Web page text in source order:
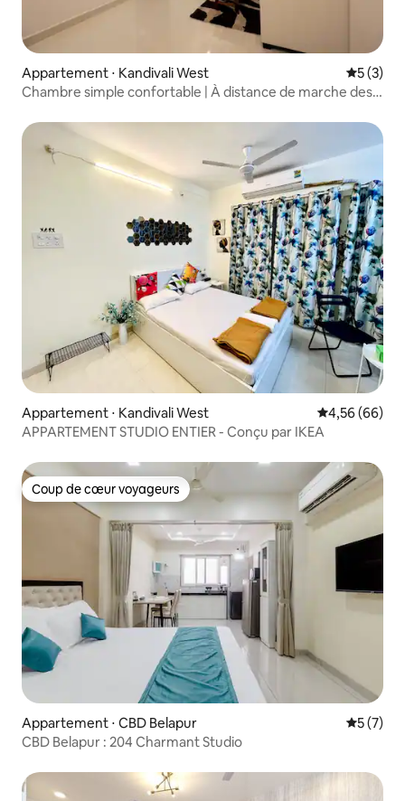
Appartement ⋅ Kandivali West
5 (3)
Chambre simple confortable | À distance de marche des
Appartement ⋅ Kandivali West Évaluation
4,56 (66)
APPARTEMENT STUDIO ENTIER - Conçu par IKEA
Coup de cœur voyageurs
Coup de cœur voyageurs
Appartement ⋅ CBD Belapur
5 (7)
CBD Belapur : 204 Charmant Studio